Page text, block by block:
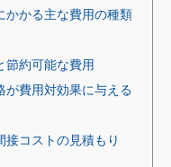
かかる主な費用の種類
節約可能な費用
が費用対効果に与える
接コストの見積もり